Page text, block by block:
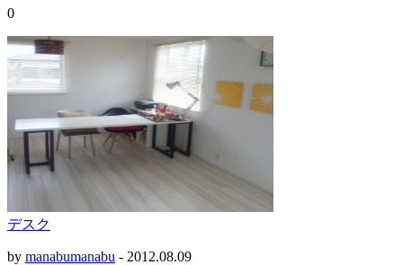
0
デスク
by manabumanabu - 2012.08.09